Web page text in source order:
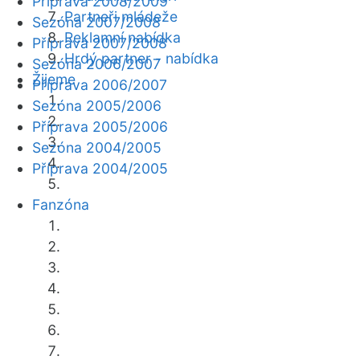
Partneři mládeže
Reklamní nabídka
Hrdý partner - nabídka
Žijeme
Fanzóna
Sezóna 2007/2008
Příprava 2007/2008
Sezóna 2006/2007
Příprava 2006/2007
Sezóna 2005/2006
Příprava 2005/2006
Sezóna 2004/2005
Příprava 2004/2005